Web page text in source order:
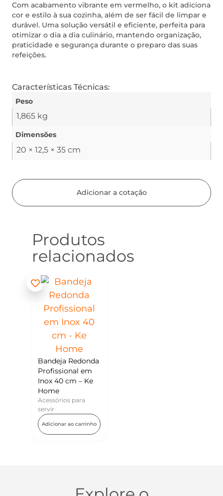
Com acabamento vibrante em vermelho, o kit adiciona
cor e estilo à sua cozinha, além de ser fácil de limpar e
durável. Uma solução versátil e eficiente, perfeita para
otimizar o dia a dia culinário, mantendo organização,
praticidade e segurança durante o preparo das suas
refeições.
Características Técnicas:
Peso
1,865 kg
Dimensões
20 × 12,5 × 35 cm
Adicionar a cotação
Produtos
relacionados
Bandeja Redonda
Profissional em
Inox 40 cm – Ke
Home
Acessórios para
servir
Adicionar ao carrinho